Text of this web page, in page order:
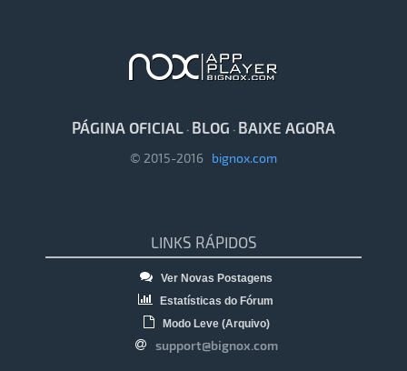
PÁGINA OFICIAL · BLOG · BAIXE AGORA
© 2015-2016 bignox.com
LINKS RÁPIDOS
Ver Novas Postagens
Estatísticas do Fórum
Modo Leve (Arquivo)
support@bignox.com